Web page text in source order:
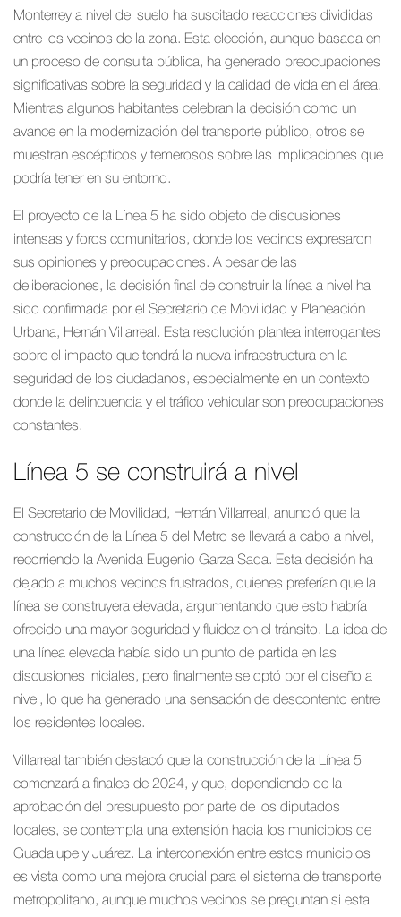
Monterrey a nivel del suelo ha suscitado reacciones divididas
entre los vecinos de la zona. Esta elección, aunque basada en
un proceso de consulta pública, ha generado preocupaciones
significativas sobre la seguridad y la calidad de vida en el área.
Mientras algunos habitantes celebran la decisión como un
avance en la modernización del transporte público, otros se
muestran escépticos y temerosos sobre las implicaciones que
podría tener en su entorno.
El proyecto de la Línea 5 ha sido objeto de discusiones
intensas y foros comunitarios, donde los vecinos expresaron
sus opiniones y preocupaciones. A pesar de las
deliberaciones, la decisión final de construir la línea a nivel ha
sido confirmada por el Secretario de Movilidad y Planeación
Urbana, Hernán Villarreal. Esta resolución plantea interrogantes
sobre el impacto que tendrá la nueva infraestructura en la
seguridad de los ciudadanos, especialmente en un contexto
donde la delincuencia y el tráfico vehicular son preocupaciones
constantes.
Línea 5 se construirá a nivel
El Secretario de Movilidad, Hernán Villarreal, anunció que la
construcción de la Línea 5 del Metro se llevará a cabo a nivel,
recorriendo la Avenida Eugenio Garza Sada. Esta decisión ha
dejado a muchos vecinos frustrados, quienes preferían que la
línea se construyera elevada, argumentando que esto habría
ofrecido una mayor seguridad y fluidez en el tránsito. La idea de
una línea elevada había sido un punto de partida en las
discusiones iniciales, pero finalmente se optó por el diseño a
nivel, lo que ha generado una sensación de descontento entre
los residentes locales.
Villarreal también destacó que la construcción de la Línea 5
comenzará a finales de 2024, y que, dependiendo de la
aprobación del presupuesto por parte de los diputados
locales, se contempla una extensión hacia los municipios de
Guadalupe y Juárez. La interconexión entre estos municipios
es vista como una mejora crucial para el sistema de transporte
metropolitano, aunque muchos vecinos se preguntan si esta